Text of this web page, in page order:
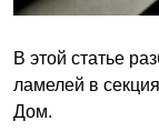
В этой статье
ламелей в
Дом.